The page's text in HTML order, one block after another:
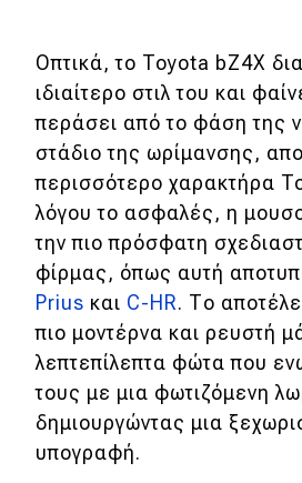
Οπτικά, το Toyota bZ4X
ιδιαίτερο στιλ του και
περάσει από το φάση της
στάδιο της ωρίμανσης,
περισσότερο χαρακτήρα
λόγου το ασφαλές, η
την πιο πρόσφατη
φίρμας, όπως αυτή
Prius και C-HR. Το
πιο μοντέρνα και ρευστή
λεπτεπίλεπτα φώτα που
τους με μια φωτιζόμενη
δημιουργώντας μια
υπογραφή.